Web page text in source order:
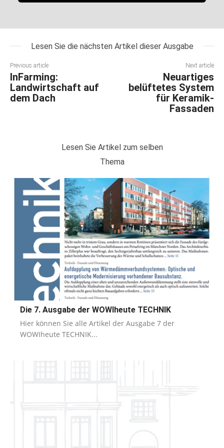
Lesen Sie die nächsten Artikel dieser Ausgabe
Previous article
InFarming:
Landwirtschaft auf
dem Dach
Next article
Neuartiges
belüftetes System
für Keramik-
Fassaden
Lesen Sie Artikel zum selben
Thema
Die 7. Ausgabe der WOWIheute TECHNIK
Hier können Sie alle Artikel der Ausgabe 7 der
WOWIheute TECHNIK...